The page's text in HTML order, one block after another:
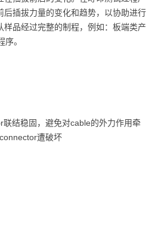
后插拔力量的变化和趋势，以协助进行
样品经过完整的制程，例如：板端类产
。
联结稳固，避免对cable的外力作用牵
遭破坏